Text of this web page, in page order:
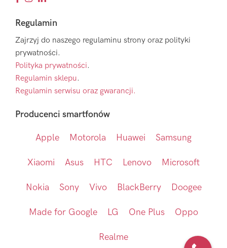
Regulamin
Zajrzyj do naszego regulaminu strony oraz polityki
prywatności.
Polityka prywatności.
Regulamin sklepu.
Regulamin serwisu oraz gwarancji.
Producenci smartfonów
Apple Motorola Huawei Samsung
Xiaomi Asus HTC Lenovo Microsoft
Nokia Sony Vivo BlackBerry Doogee
Made for Google LG One Plus Oppo
Realme